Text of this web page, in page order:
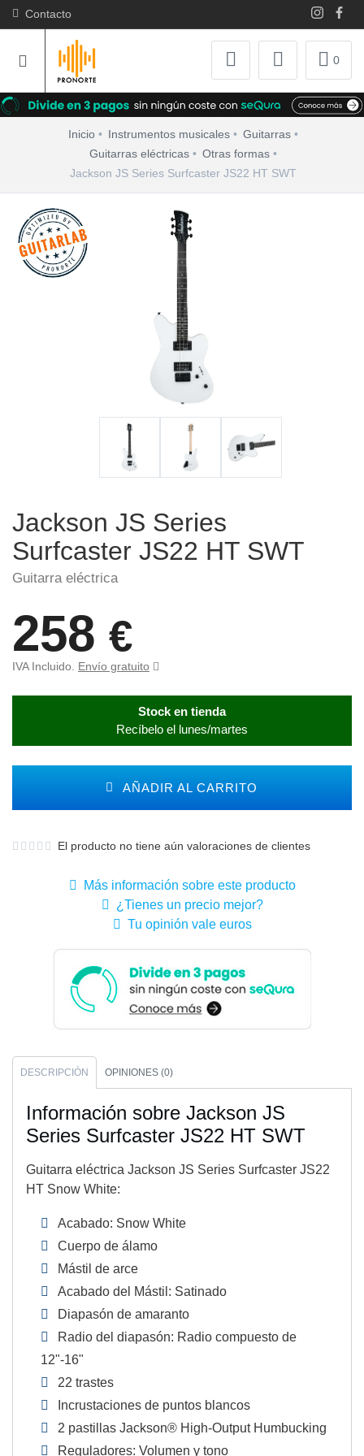
Contacto
0
Inicio Instrumentos musicales
Guitarras
Guitarras eléctricas
Otras formas
Jackson JS Series Surfcaster JS22 HT SWT
Jackson JS Series
Surfcaster JS22 HT SWT
Guitarra eléctrica
258 €
IVA Incluido. Envío gratuito
Stock en tienda
Recíbelo el lunes/martes
AÑADIR AL CARRITO
El producto no tiene aún valoraciones de clientes
Más información sobre este producto
¿Tienes un precio mejor?
Tu opinión vale euros
DESCRIPCIÓN OPINIONES (0)
Información sobre Jackson JS
Series Surfcaster JS22 HT SWT
Guitarra eléctrica Jackson JS Series Surfcaster JS22
HT Snow White:
Acabado: Snow White
Cuerpo de álamo
Mástil de arce
Acabado del Mástil: Satinado
Diapasón de amaranto
Radio del diapasón: Radio compuesto de
12"-16"
22 trastes
Incrustaciones de puntos blancos
2 pastillas Jackson® High-Output Humbucking
Reguladores: Volumen y tono